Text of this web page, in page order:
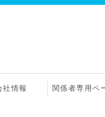
社情報 関係者専用ペ